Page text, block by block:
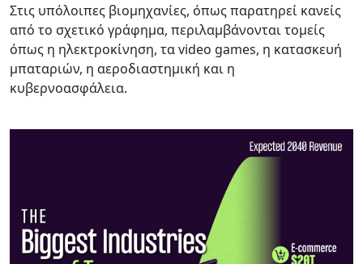
Στις υπόλοιπες βιομηχανίες, όπως παρατηρεί κανείς
από το σχετικό γράφημα, περιλαμβάνονται τομείς
όπως η ηλεκτροκίνηση, τα video games, η κατασκευή
μπαταριών, η αεροδιαστημική και η
κυβερνοασφάλεια.